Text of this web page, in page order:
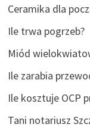
Ceramika dla
Ile trwa pogrzeb?
Miód
Ile zarabia
Ile kosztuje OCP
Tani notariusz